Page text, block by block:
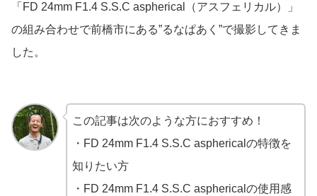
「FD 24mm F1.4 S.S.C aspherical（アスフェリカル）」
の組み合わせで前橋市にある”るなぱあく”で撮影してきま
した。
この記事は次のような方におすすめ！
・FD 24mm F1.4 S.S.C asphericalの特徴を
知りたい方
・FD 24mm F1.4 S.S.C asphericalの使用感